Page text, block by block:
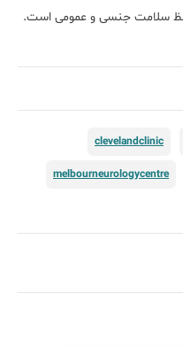
سلامت جنسی و عمومی است.
clevelandclinic
melbourneurologycentre